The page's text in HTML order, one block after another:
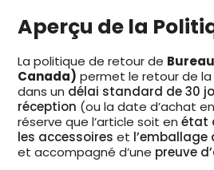
Aperçu de la
La politique de retour de
Canada) permet le retour de
dans un délai standard de 30
réception (ou la date d’achat
réserve que l’article soit enétat
les accessoires et l’emballage
et accompagné d’une preuve